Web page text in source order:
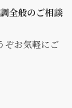
全般のご相談
ぞお気軽にご